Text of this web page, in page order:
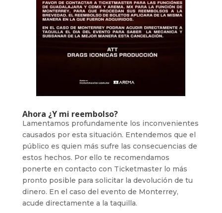
Ahora ¿Y mi reembolso?
Lamentamos profundamente los inconvenientes
causados por esta situación. Entendemos que el
público es quien más sufre las consecuencias de
estos hechos. Por ello te recomendamos
ponerte en contacto con Ticketmaster lo más
pronto posible para solicitar la devolución de tu
dinero. En el caso del evento de Monterrey,
acude directamente a la taquilla.